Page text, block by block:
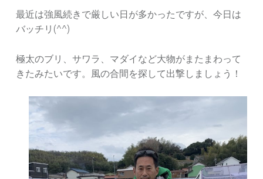
最近は強風続きで厳しい日が多かったですが、今日は
バッチリ(^^)
極太のブリ、サワラ、マダイなど大物がまたまわって
きたみたいです。風の合間を探して出撃しましょう！